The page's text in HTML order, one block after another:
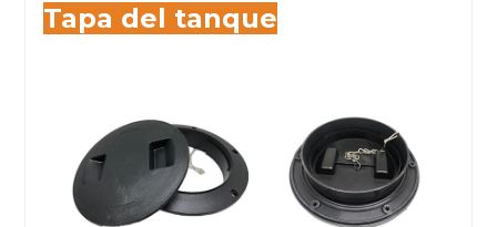
Tapa del tanque